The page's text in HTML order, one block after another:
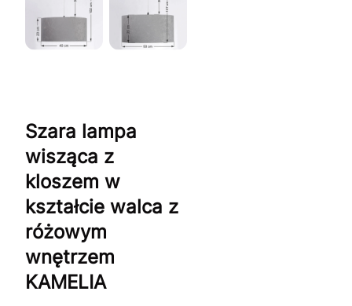
Szara lampa
wisząca z
kloszem w
kształcie walca z
różowym
wnętrzem
KAMELIA